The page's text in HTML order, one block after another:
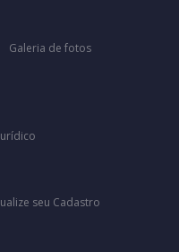
Galeria de fotos
seu Cadastro